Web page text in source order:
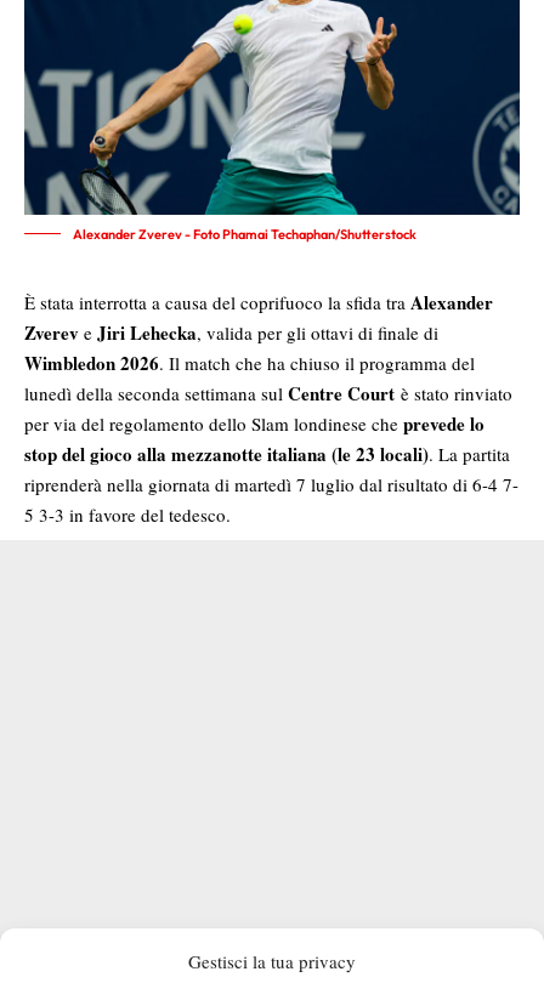
Gestisci la tua privacy
Alexander Zverev - Foto Phamai Techaphan/Shutterstock
È stata interrotta a causa del coprifuoco la sfida tra Alexander
Zverev e Jiri Lehecka, valida per gli ottavi di finale di
Wimbledon 2026. Il match che ha chiuso il programma del
lunedì della seconda settimana sul Centre Court è stato rinviato
per via del regolamento dello Slam londinese che prevede lo
stop del gioco alla mezzanotte italiana (le 23 locali). La partita
riprenderà nella giornata di martedì 7 luglio dal risultato di 6-4 7-
5 3-3 in favore del tedesco.